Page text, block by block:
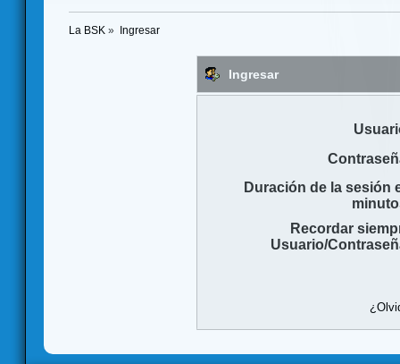
La BSK » Ingresar
Ingresar
Duración de la sesión
Recordar
Usuario/